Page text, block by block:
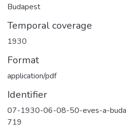
Budapest
Temporal coverage
1930
Format
application/pdf
Identifier
07-1930-06-08-50-eves-a-
719